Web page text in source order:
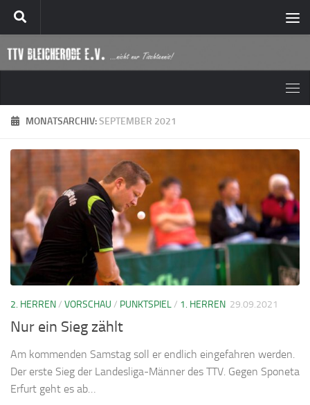
Zum Inhalt springen
MONATSARCHIV:SEPTEMBER 2021
2. HERREN/ VORSCHAU / PUNKTSPIEL/ 1. HERREN 29.09.2021
Nur ein Sieg zählt
Am kommenden Samstag soll er endlich eingefahren werden.
Der erste Sieg der Landesliga-Männer des TTV. Gegen Sponeta
Erfurt geht es ab…